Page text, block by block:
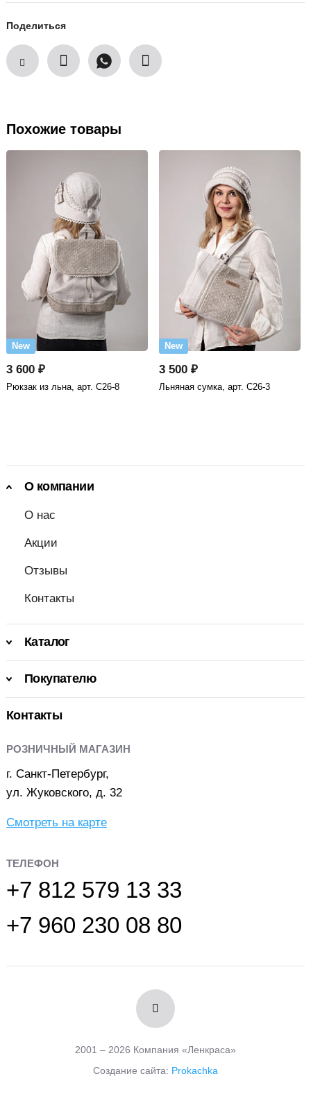
Поделиться
Похожие товары
New
3 600 ₽
Рюкзак из льна, арт. С26-8
New
3 500 ₽
Льняная сумка, арт. С26-3
О компании
О нас
Акции
Отзывы
Контакты
Каталог
Покупателю
Контакты
РОЗНИЧНЫЙ МАГАЗИН
г. Санкт-Петербург,
ул. Жуковского, д. 32
Смотреть на карте
ТЕЛЕФОН
+7 812 579 13 33
+7 960 230 08 80
2001 – 2026 Компания «Ленкраса»
Создание сайта: Prokachka